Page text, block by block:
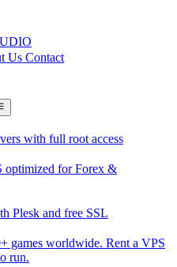
Us Contact
with full root access
optimized for Forex &
Plesk and free SSL
games worldwide. Rent a VPS
run.